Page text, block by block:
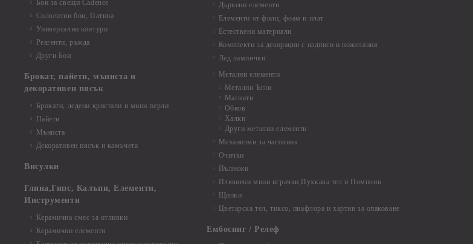
Бои за свещи Cadence
Солвентни бои, Патина
Универсални контури
Реагенти, ръжда
Други Бои
Брокат, пайети, мъниста и
декоративен пясък
Брокати, ледени кристали и мини перли
Пайети
Мъниста
Декоративен пясък и камъчета
Висулки
Глина,Гипс, Калъпи, Елементи,
Инструменти
Керамична смес за отливки
Керамични елементи
Дървени елементи
Елементи от филц, фоам и плат
Естествени материали
Комплекти за декорации с надписи и пожелания
Лед лампички
Метални елементи
Метални Ъгли
Магнити
Обков
Халки
Други метални елементи
Механизми за часовник
Очички
Пълнежи
Плюшени мини играчки,Пухкава тел и Помпони
Щипки
Цветарска тел, тиксо, пиафлора и хартии за опаковане
Ембосинг / Релеф